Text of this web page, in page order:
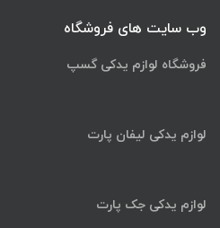
وب سایت های فروشگاه
فروشگاه لوازم یدکی گسپ
لوازم یدکی لیفان پارت
لوازم یدکی جک پارت